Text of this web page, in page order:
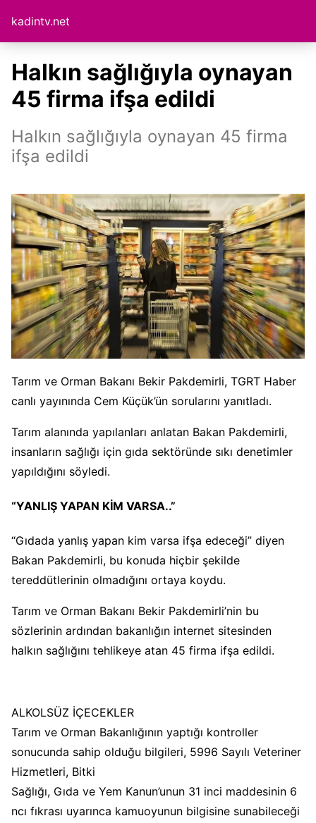
kadintv.net
Halkın sağlığıyla oynayan
45 firma ifşa edildi
Halkın sağlığıyla oynayan 45 firma
ifşa edildi
Tarım ve Orman Bakanı Bekir Pakdemirli, TGRT Haber
canlı yayınında Cem Küçük’ün sorularını yanıtladı.
Tarım alanında yapılanları anlatan Bakan Pakdemirli,
insanların sağlığı için gıda sektöründe sıkı denetimler
yapıldığını söyledi.
“YANLIŞ YAPAN KİM VARSA..”
“Gıdada yanlış yapan kim varsa ifşa edeceği” diyen
Bakan Pakdemirli, bu konuda hiçbir şekilde
tereddütlerinin olmadığını ortaya koydu.
Tarım ve Orman Bakanı Bekir Pakdemirli’nin bu
sözlerinin ardından bakanlığın internet sitesinden
halkın sağlığını tehlikeye atan 45 firma ifşa edildi.
ALKOLSÜZ İÇECEKLER
Tarım ve Orman Bakanlığının yaptığı kontroller
sonucunda sahip olduğu bilgileri, 5996 Sayılı Veteriner
Hizmetleri, Bitki
Sağlığı, Gıda ve Yem Kanun’unun 31 inci maddesinin 6
ncı fıkrası uyarınca kamuoyunun bilgisine sunabileceği